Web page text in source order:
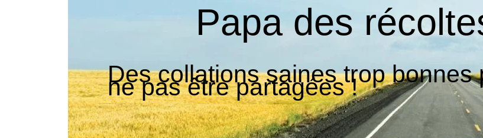
Papa des
Des collations saines trop bonnes
ne pas être partagées !